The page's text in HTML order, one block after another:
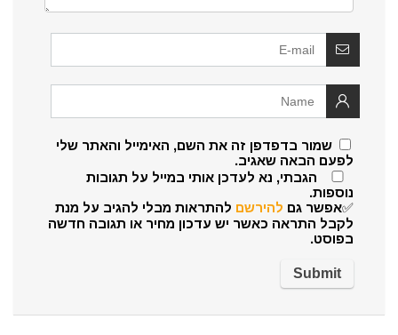
שמור בדפדפן זה את השם, האימייל והאתר שלי
לפעם הבאה שאגיב.
הגבתי, נא לעדכן אותי במייל על תגובות
נוספות.
✅אפשר גם להירשם להתראות מבלי להגיב על מנת
לקבל התראה כאשר יש עדכון מחיר או תגובה חדשה
בפוסט.